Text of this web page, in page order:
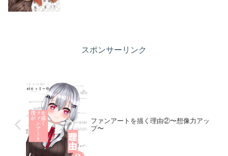
スポンサーリンク
ファンアートを描く理由②〜想像力アッ
プ〜